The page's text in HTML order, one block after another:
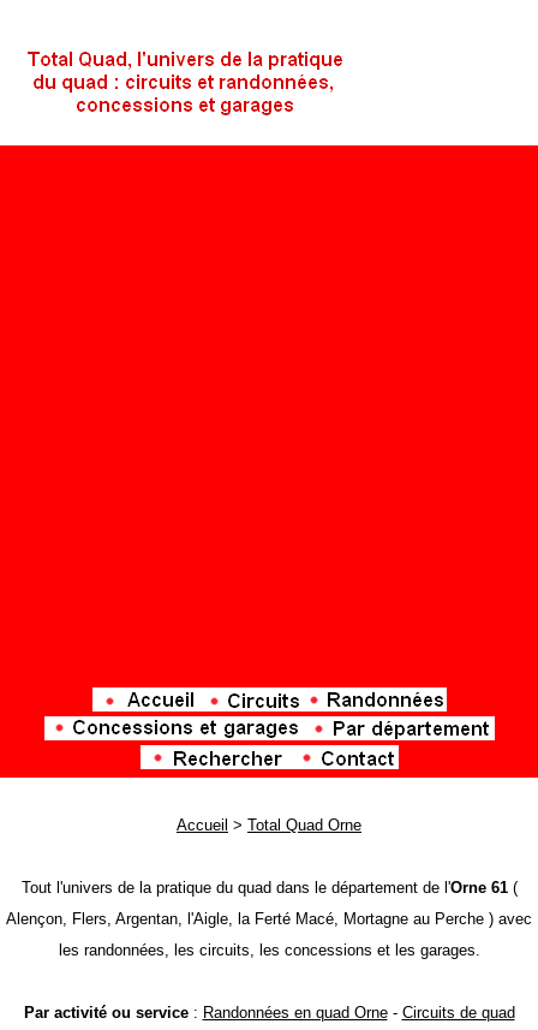
Accueil > Total Quad Orne
Tout l'univers de la pratique du quad dans le département de l'Orne 61(
Alençon, Flers, Argentan, l'Aigle, la Ferté Macé, Mortagne au Perche ) avec
les randonnées, les circuits, les concessions et les garages.
Par activité ou service: Randonnées en quad Orne- Circuits de quad